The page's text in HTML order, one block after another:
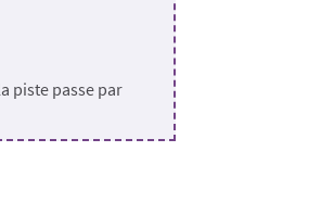
piste passe par